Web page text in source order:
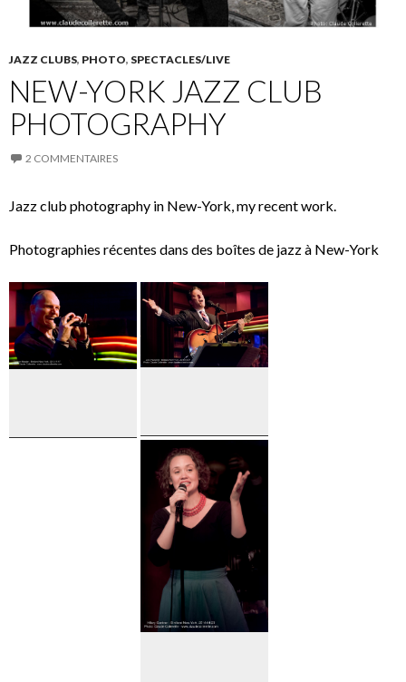
JAZZ CLUBS, PHOTO, SPECTACLES/LIVE
NEW-YORK JAZZ CLUB
PHOTOGRAPHY
2 COMMENTAIRES
Jazz club photography in New-York, my recent work.
Photographies récentes dans des boîtes de jazz à New-York
John
Pizzarelli